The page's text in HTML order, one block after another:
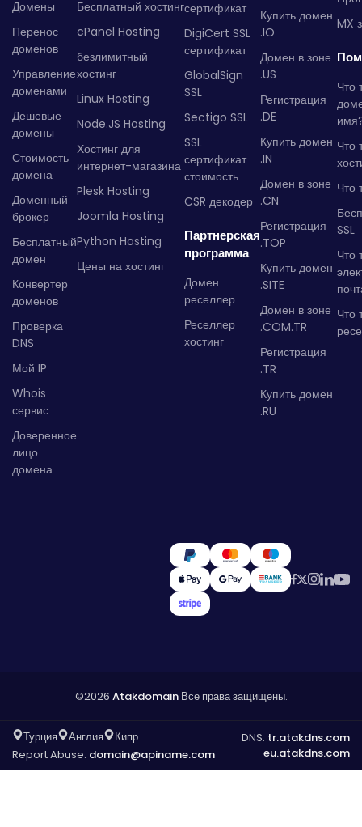
Домены
Перенос
доменов
Управление
доменами
Дешевые
домены
Стоимость
домена
Доменный
брокер
Бесплатный
домен
Конвертер
доменов
Проверка
DNS
Мой IP
Whois
сервис
Доверенное
лицо
домена
Бесплатный хостинг
cPanel Hosting
безлимитный
хостинг
Linux Hosting
Node.JS Hosting
Хостинг для
интернет-магазина
Plesk Hosting
Joomla Hosting
Python Hosting
Цены на хостинг
сертификат
DigiCert SSL
сертификат
GlobalSign
SSL
Sectigo SSL
SSL
сертификат
стоимость
CSR декодер
Партнерская
программа
Домен
реселлер
Реселлер
хостинг
Купить домен
.IO
Домен в зоне
.US
Регистрация
.DE
Купить домен
.IN
Домен в зоне
.CN
Регистрация
.TOP
Купить домен
.SITE
Домен в зоне
.COM.TR
Регистрация
.TR
Купить домен
.RU
MX
Что
Что
Что
SSL
Что
Что
©2026 AtakdomainВсе права защищены.
Турция Англия
Кипр
Report Abuse: domain@apiname.com
DNS: tr.atakdns.com
eu.atakdns.com